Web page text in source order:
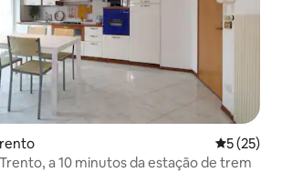
5 de uma
5 (25)
a 10 minutos da estação de trem